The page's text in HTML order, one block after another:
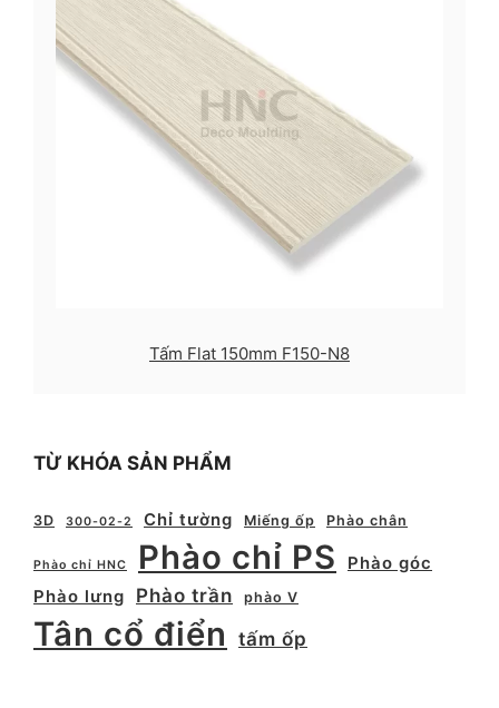
Tấm Flat 150mm F150-N8
TỪ KHÓA SẢN PHẨM
3D 300-02-2 Chỉ tường Miếng ốp Phào chân
Phào chỉ HNC Phào chỉ PS
Phào góc
Phào lưng
Phào trần phào V
Tân cổ điển tấm ốp